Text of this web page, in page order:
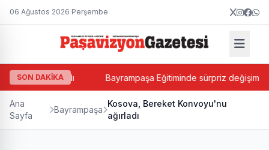
06 Ağustos 2026 Perşembe
SON DAKİKA
Balkan atandı Bayrampaşa Eğitiminde sürpriz değişim!
Ana
Sayfa
Bayrampaşa
Kosova, Bereket Konvoyu'nu
ağırladı